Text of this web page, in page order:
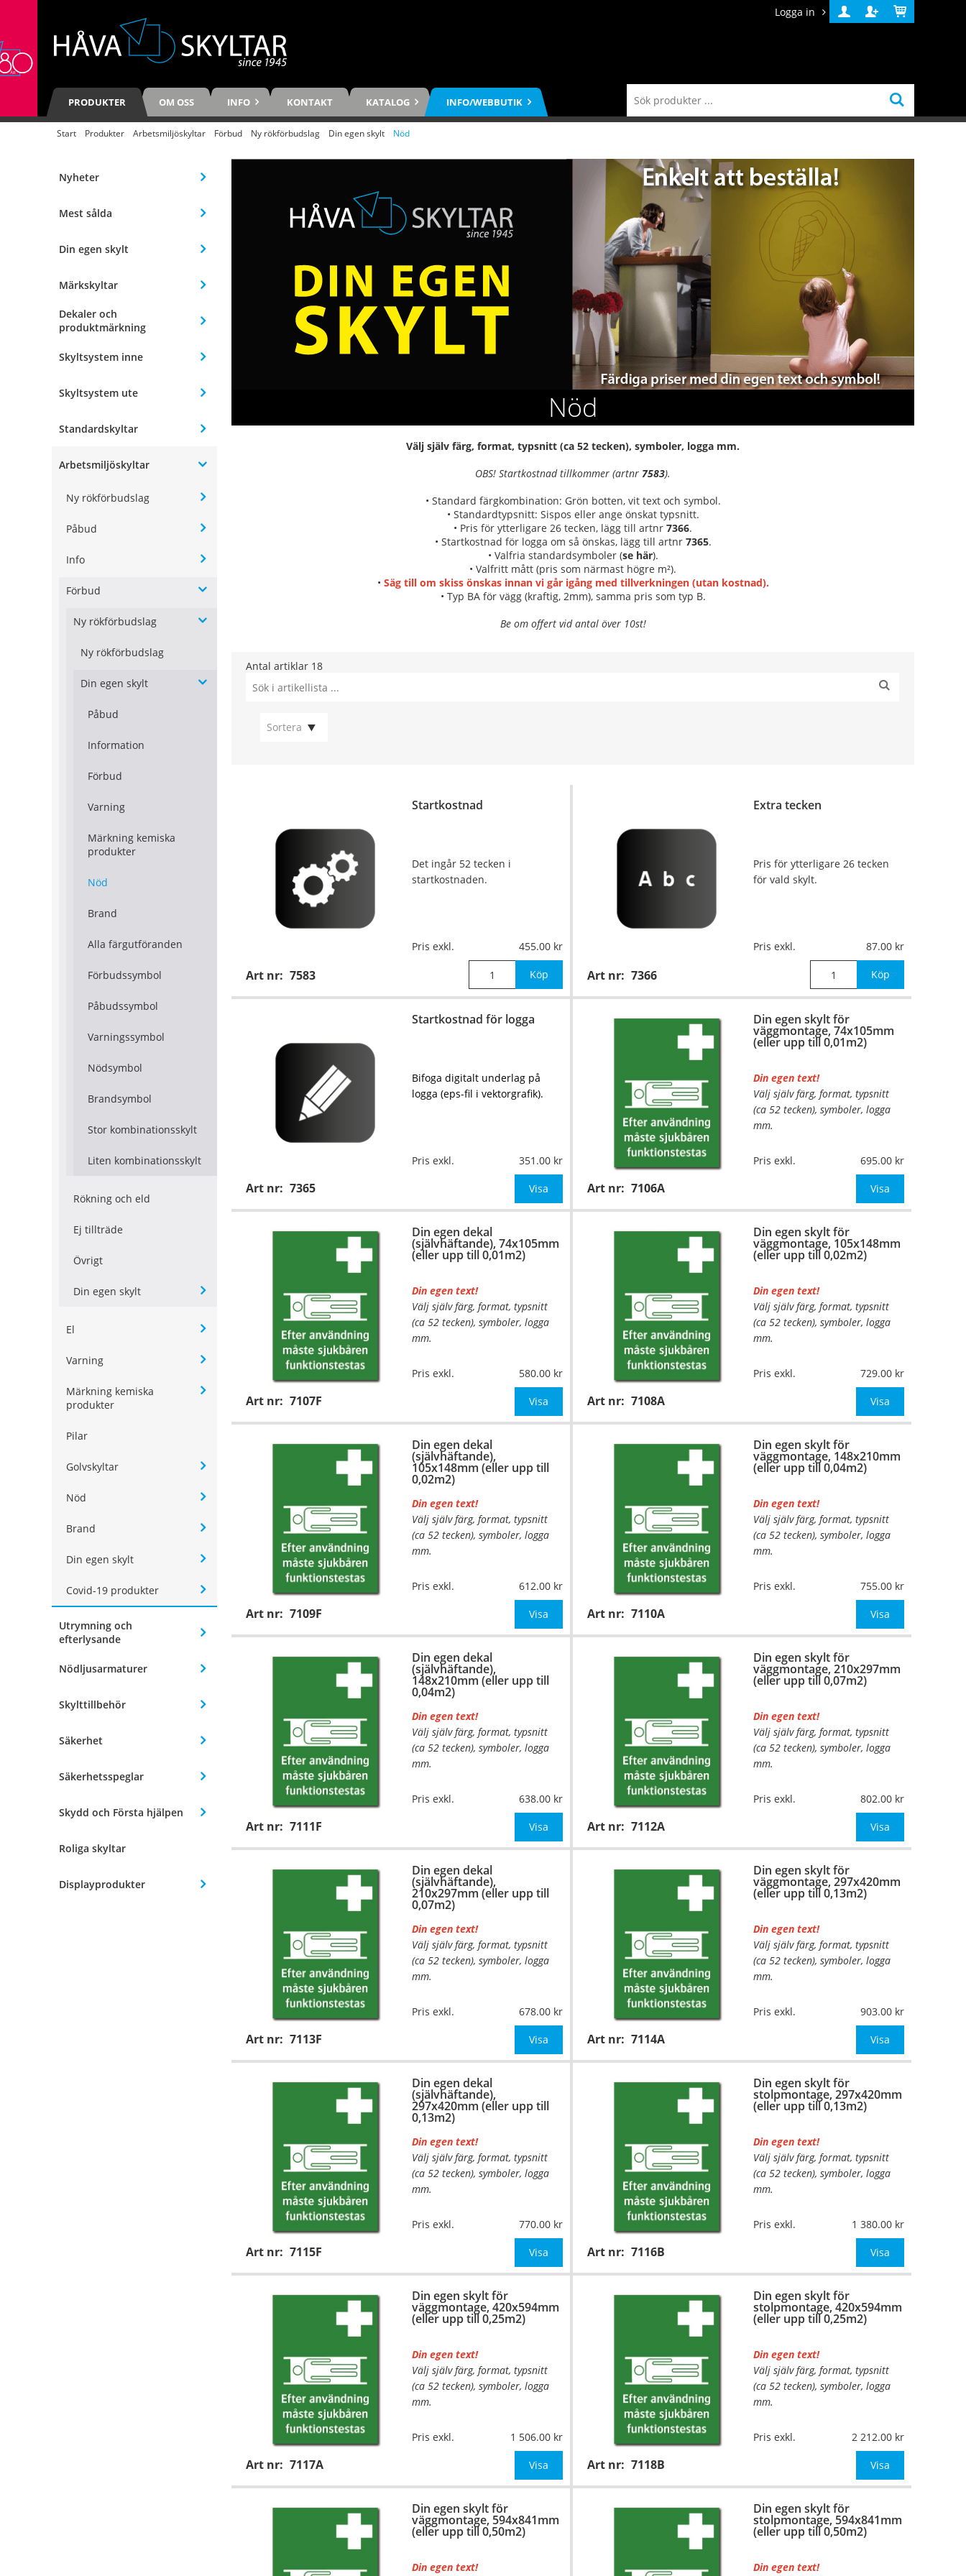
Logga in
Logga
in
Skapa
konto
Varukorg
PRODUKTER OM OSS INFO KONTAKT KATALOG INFO/WEBBUTIK
Start Produkter Arbetsmiljöskyltar Förbud Ny rökförbudslag Din egen skylt Nöd
Nyheter
Mest sålda
Din egen skylt
Märkskyltar
Dekaler och
produktmärkning
Skyltsystem inne
Skyltsystem ute
Standardskyltar
Arbetsmiljöskyltar
Ny rökförbudslag
Påbud
Info
Förbud
Ny rökförbudslag
Ny rökförbudslag
Din egen skylt
Påbud
Information
Förbud
Varning
Märkning kemiska
produkter
Nöd
Brand
Alla färgutföranden
Förbudssymbol
Påbudssymbol
Varningssymbol
Nödsymbol
Brandsymbol
Stor kombinationsskylt
Liten kombinationsskylt
Rökning och eld
Ej tillträde
Övrigt
Din egen skylt
El
Varning
Märkning kemiska
produkter
Pilar
Golvskyltar
Nöd
Brand
Din egen skylt
Covid-19 produkter
Utrymning och
efterlysande
Nödljusarmaturer
Skylttillbehör
Säkerhet
Säkerhetsspeglar
Skydd och Första hjälpen
Roliga skyltar
Displayprodukter
Nöd
Välj själv färg, format, typsnitt (ca 52 tecken), symboler, logga mm.
OBS! Startkostnad tillkommer (artnr 7583).
• Standard färgkombination: Grön botten, vit text och symbol.
• Standardtypsnitt: Sispos eller ange önskat typsnitt.
• Pris för ytterligare 26 tecken, lägg till artnr 7366.
• Startkostnad för logga om så önskas, lägg till artnr 7365.
• Valfria standardsymboler (se här).
• Valfritt mått (pris som närmast högre m²).
• Säg till om skiss önskas innan vi går igång med tillverkningen (utan kostnad).
• Typ BA för vägg (kraftig, 2mm), samma pris som typ B.
Be om offert vid antal över 10st!
Antal artiklar 18
Sortera
Startkostnad
Art nr: 7583
Det ingår 52 tecken i
startkostnaden.
Pris exkl. 455.00
Köp
Extra tecken
Art nr: 7366
Pris för ytterligare 26 tecken
för vald skylt.
Pris exkl. 87.00
Köp
Startkostnad för logga
Art nr: 7365
Bifoga digitalt underlag på
logga (eps-fil i vektorgrafik).
Pris exkl. 351.00
Visa
Din egen skylt för
väggmontage, 74x105mm
(eller upp till 0,01m2)
Art nr: 7106A
Din egen text!
Välj själv färg, format, typsnitt
(ca 52 tecken), symboler, logga
mm.
Material:
Plan aluminium,
0,7mm (väggmontage)
74x105mm (eller annat
Be om offert vid antal
Pris exkl. 695.00
Visa
Din egen dekal
(självhäftande), 74x105mm
(eller upp till 0,01m2)
Art nr: 7107F
Din egen text!
Välj själv färg, format, typsnitt
(ca 52 tecken), symboler, logga
mm.
Material:
Självhäftande folie
74x105mm (eller annat
OBS! S
Pris exkl. 580.00
Visa
Din egen skylt för
väggmontage, 105x148mm
(eller upp till 0,02m2)
Art nr: 7108A
Din egen text!
Välj själv färg, format, typsnitt
(ca 52 tecken), symboler, logga
mm.
Material:
Plan aluminium,
0,7mm (väggmontage)
105x148mm (eller annat
Be om offert vid antal
Pris exkl. 729.00
Visa
Din egen dekal
(självhäftande),
105x148mm (eller upp till
0,02m2)
Art nr: 7109F
Din egen text!
Välj själv färg, format, typsnitt
(ca 52 tecken), symboler, logga
mm.
Material:
Självhäftande folie
105x148mm (eller annat
OBS!
Pris exkl. 612.00
Visa
Din egen skylt för
väggmontage, 148x210mm
(eller upp till 0,04m2)
Art nr: 7110A
Din egen text!
Välj själv färg, format, typsnitt
(ca 52 tecken), symboler, logga
mm.
Material:
Plan aluminium,
0,7mm (väggmontage)
148x210mm (eller annat
Be om offert vid antal
Pris exkl. 755.00
Visa
Din egen dekal
(självhäftande),
148x210mm (eller upp till
0,04m2)
Art nr: 7111F
Din egen text!
Välj själv färg, format, typsnitt
(ca 52 tecken), symboler, logga
mm.
Material:
Självhäftande folie
148x210mm (eller annat
OBS!
Pris exkl. 638.00
Visa
Din egen skylt för
väggmontage, 210x297mm
(eller upp till 0,07m2)
Art nr: 7112A
Din egen text!
Välj själv färg, format, typsnitt
(ca 52 tecken), symboler, logga
mm.
Material:
Plan aluminium,
0,7mm (väggmontage)
210x297mm (eller annat
Be om offert vid antal
Pris exkl. 802.00
Visa
Din egen dekal
(självhäftande),
210x297mm (eller upp till
0,07m2)
Art nr: 7113F
Din egen text!
Välj själv färg, format, typsnitt
(ca 52 tecken), symboler, logga
mm.
Material:
Självhäftande folie
210x297mm (eller annat
OBS!
Pris exkl. 678.00
Visa
Din egen skylt för
väggmontage, 297x420mm
(eller upp till 0,13m2)
Art nr: 7114A
Din egen text!
Välj själv färg, format, typsnitt
(ca 52 tecken), symboler, logga
mm.
Material:
Plan aluminium,
0,7mm (väggmontage)
297x420mm (eller annat
Be om offert vid antal
Pris exkl. 903.00
Visa
Din egen dekal
(självhäftande),
297x420mm (eller upp till
0,13m2)
Art nr: 7115F
Din egen text!
Välj själv färg, format, typsnitt
(ca 52 tecken), symboler, logga
mm.
Material:
Självhäftande folie
297x420mm (eller annat
OBS!
Pris exkl. 770.00
Visa
Din egen skylt för
stolpmontage, 297x420mm
(eller upp till 0,13m2)
Art nr: 7116B
Din egen text!
Välj själv färg, format, typsnitt
(ca 52 tecken), symboler, logga
mm.
Material:
Kantvikt aluminium,
297x420mm (eller annat
Be om offert vid an
Pris exkl. 1 380.00
Visa
Din egen skylt för
väggmontage, 420x594mm
(eller upp till 0,25m2)
Art nr: 7117A
Din egen text!
Välj själv färg, format, typsnitt
(ca 52 tecken), symboler, logga
mm.
Material:
Plan aluminium,
0,7mm (väggmontage)
420x594mm (eller annat
Be om offert vid antal
Pris exkl. 1 506.00
Visa
Din egen skylt för
stolpmontage, 420x594mm
(eller upp till 0,25m2)
Art nr: 7118B
Din egen text!
Välj själv färg, format, typsnitt
(ca 52 tecken), symboler, logga
mm.
Material:
Kantvikt aluminium,
420x594mm (eller annat
Be om offert vid an
Pris exkl. 2 212.00
Visa
Din egen skylt för
väggmontage, 594x841mm
(eller upp till 0,50m2)
Din egen text!
Din egen skylt för
stolpmontage, 594x841mm
(eller upp till 0,50m2)
Din egen text!